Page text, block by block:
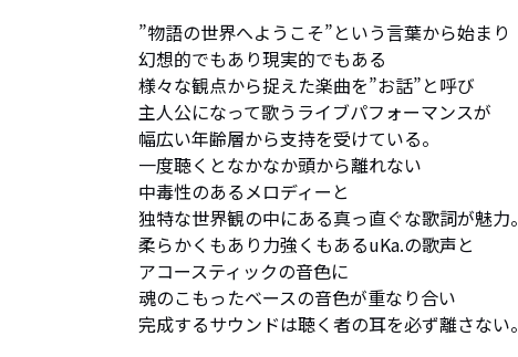
”物語の世界へようこそ”という言葉から始まり
​幻想的でもあり現実的でもある
様々な観点から捉えた楽曲を”お話”と呼び
主人公になって歌うライブパフォーマンスが
幅広い年齢層から支持を受けている。
一度聴くとなかなか頭から離れない
中毒性のあるメロディーと
独特な世界観の中にある真っ直ぐな歌詞が魅力。
柔らかくもあり力強くもあるuKa.の歌声と
アコースティックの音色に
魂のこもったベースの音色が重なり合い
完成するサウンドは聴く者の耳を必ず離さない。​